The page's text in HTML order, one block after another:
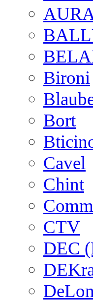
Bironi
Bort
Cavel
Chint
CTV
DEC